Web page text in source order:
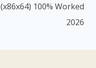
(x86x64) 100% Worked
2026